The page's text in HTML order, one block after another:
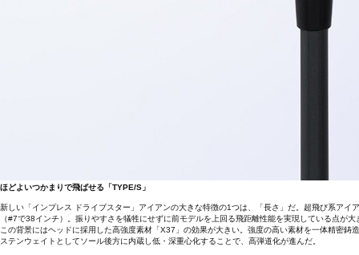
ほどよいつかまりで飛ばせる「TYPE/S」
新しい「インプレス ドライブスター」アイアンの大きな特徴の1つは、「長さ」だ。超飛び系ア
（#7で38インチ）。振りやすさを犠牲にせずに前モデルを上回る飛距離性能を実現している点が
この背景にはヘッドに採用した高強度素材「X37」の効果が大きい。強度の高い素材を一体精密
ステンウェイトとしてソール後方に内蔵し低・深重心化することで、高弾道化が進んだ。